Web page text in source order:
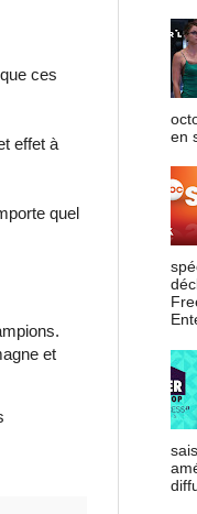
ces
effet à
quel
et
en